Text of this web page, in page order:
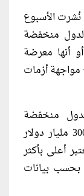
الأسبوع
من جميع الدول منخفضة
أنها معرضة
مواجهة أزمات
منخفضة
ومتوسطة الدخل سندات بقيمة حوالى 300 مليار دولار
وهو ما يعتبر أعلى بأكثر
بحسب بيانات